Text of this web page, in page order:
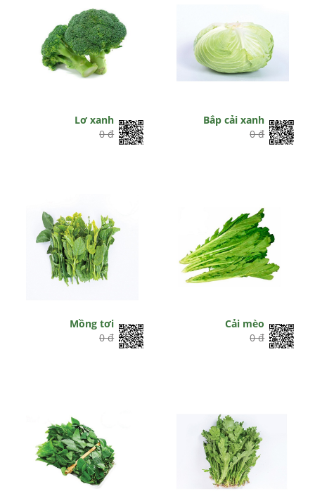
Lơ xanh
0 đ
Bắp cải xanh
0 đ
Mồng tơi
0 đ
Cải mèo
0 đ